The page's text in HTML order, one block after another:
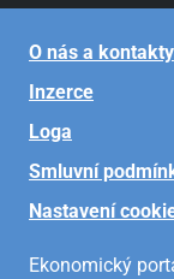
O nás a kontakty
Inzerce
Loga
Smluvní
Nastavení
Ekonomický